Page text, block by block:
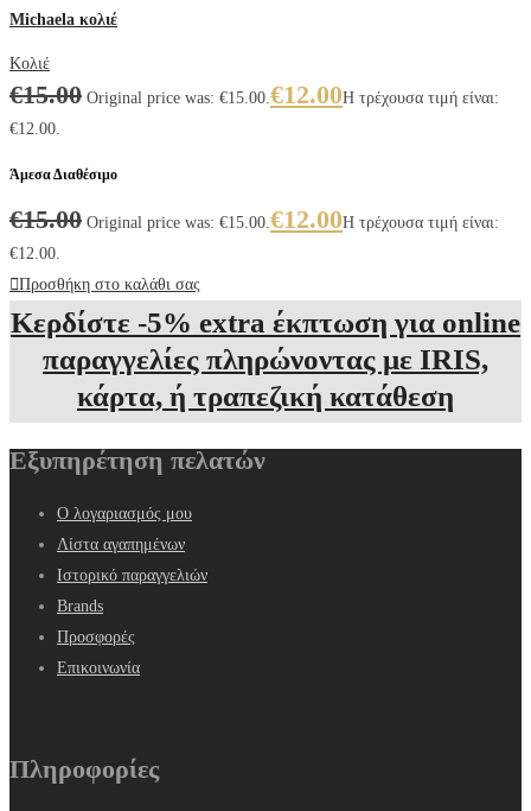
Michaela κολιέ
Κολιέ
€15.00 Original price was: €15.00.€12.00Η τρέχουσα τιμή είναι:
€12.00.
Άμεσα Διαθέσιμο
€15.00 Original price was: €15.00.€12.00Η τρέχουσα τιμή είναι:
€12.00.
Προσθήκη στο καλάθι σας
Κερδίστε -5% extra έκπτωση για online
παραγγελίες πληρώνοντας με IRIS,
κάρτα, ή τραπεζική κατάθεση
Εξυπηρέτηση πελατών
Ο λογαριασμός μου
Λίστα αγαπημένων
Ιστορικό παραγγελιών
Brands
Προσφορές
Επικοινωνία
Πληροφορίες